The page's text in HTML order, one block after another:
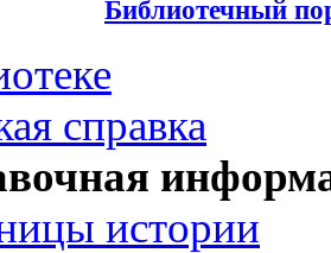
Библиотечный
справка
истории